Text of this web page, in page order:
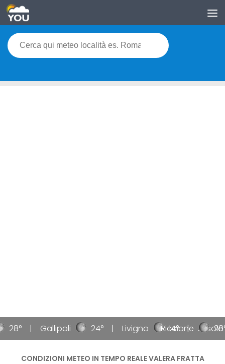
28° Gallipoli 24° Livigno 14° Jesolo
Riccione 28°
CONDIZIONI METEO IN TEMPO REALE VALERA FRATTA